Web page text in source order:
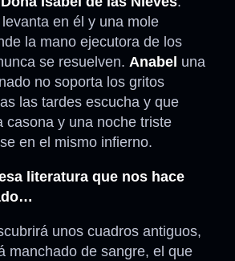
en él y una mole
la mano ejecutora de los
se resuelven. Anabel una
no soporta los gritos
las tardes escucha y que
casona y una noche triste
en el mismo infierno.
literatura que nos hace
unos cuadros antiguos,
manchado de sangre, el que